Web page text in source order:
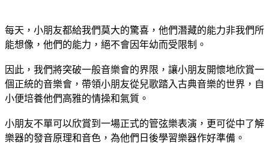
每天，小朋友都給我們莫大的驚喜，他們潛藏的能力非我們所
能想像，他們的能力，絕不會因年幼而受限制。
因此，我們將突破一般音樂會的界限，讓小朋友開懷地欣賞一
個正統的音樂會，帶領小朋友從兒歌踏入古典音樂的世界，自
小便培養他們高雅的情操和氣質。
小朋友不單可以欣賞到一場正式的管弦樂表演，更可從中了解
樂器的發音原理和音色，為他們日後學習樂器作好準備。